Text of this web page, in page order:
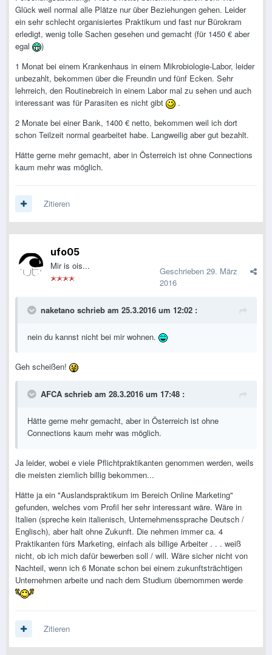
Glück weil normal alle Plätze nur über Beziehungen gehen. Leider
ein sehr schlecht organisiertes Praktikum und fast nur Bürokram
erledigt, wenig tolle Sachen gesehen und gemacht (für 1450 € aber
egal
)
1 Monat bei einem Krankenhaus in einem Mikrobiologie-Labor, leider
unbezahlt, bekommen über die Freundin und fünf Ecken. Sehr
lehrreich, den Routinebreich in einem Labor mal zu sehen und auch
interessant was für Parasiten es nicht gibt
.
2 Monate bei einer Bank, 1400 € netto, bekommen weil ich dort
schon Teilzeit normal gearbeitet habe. Langweilig aber gut bezahlt.
Hätte gerne mehr gemacht, aber in Österreich ist ohne Connections
kaum mehr was möglich.
Zitieren
ufo05
Mir is ois... Geschrieben 29. März
2016
naketano schrieb am 25.3.2016 um 12:02 :
nein du kannst nicht bei mir wohnen.
Geh scheißen!
AFCA schrieb am 28.3.2016 um 17:48 :
Hätte gerne mehr gemacht, aber in Österreich ist ohne
Connections kaum mehr was möglich.
Ja leider, wobei e viele Pflichtpraktikanten genommen werden, weils
die meisten ziemlich billig bekommen...
Hätte ja ein "Auslandspraktikum im Bereich Online Marketing"
gefunden, welches vom Profil her sehr interessant wäre. Wäre in
Italien (spreche kein italienisch, Unternehmenssprache Deutsch /
Englisch), aber halt ohne Zukunft. Die nehmen immer ca. 4
Praktikanten fürs Marketing, einfach als billige Arbeiter . . . weiß
nicht, ob ich mich dafür bewerben soll / will. Wäre sicher nicht von
Nachteil, wenn ich 6 Monate schon bei einem zukunftsträchtigen
Unternehmen arbeite und nach dem Studium übernommen werde
Zitieren